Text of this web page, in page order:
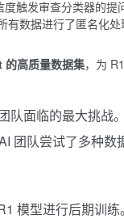
度触发审查分类器的提
有数据进行了匿名化处
高质量数据集，为
队面临的最大挑战
团队尝试了多种数
模型进行后期训练